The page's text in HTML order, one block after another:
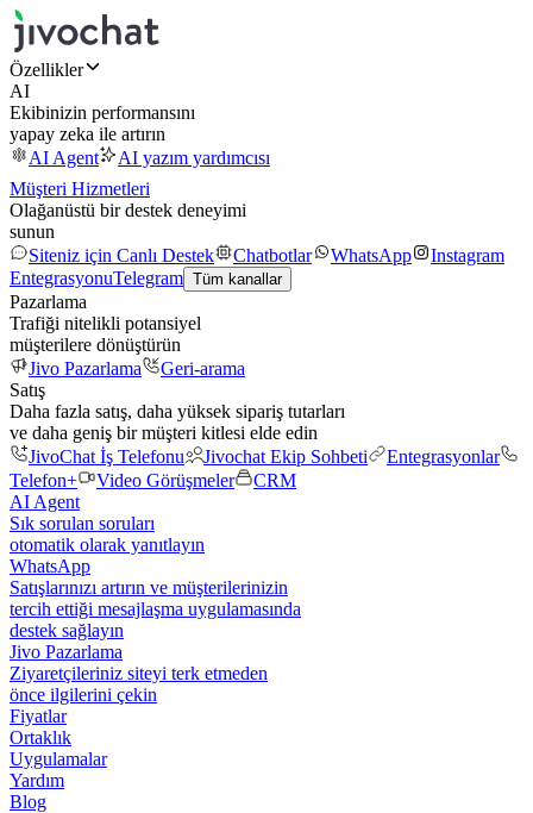
Özellikler
AI
Ekibinizin performansını
yapay zeka ile artırın
AI Agent
AI yazım yardımcısı
Müşteri Hizmetleri
Olağanüstü bir destek deneyimi
sunun
Siteniz için Canlı Destek
Chatbotlar WhatsApp
Instagram
EntegrasyonuTelegram Tüm kanallar
Pazarlama
Trafiği nitelikli potansiyel
müşterilere dönüştürün
Jivo Pazarlama
Geri-arama
Satış
Daha fazla satış, daha yüksek sipariş tutarları
ve daha geniş bir müşteri kitlesi elde edin
JivoChat İş Telefonu
Jivochat Ekip Sohbeti
Entegrasyonlar
Telefon+
Video Görüşmeler
CRM
AI Agent
Sık sorulan soruları
otomatik olarak yanıtlayın
WhatsApp
Satışlarınızı artırın ve müşterilerinizin
tercih ettiği mesajlaşma uygulamasında
destek sağlayın
Jivo Pazarlama
Ziyaretçileriniz siteyi terk etmeden
önce ilgilerini çekin
Fiyatlar
Ortaklık
Uygulamalar
Yardım
Blog